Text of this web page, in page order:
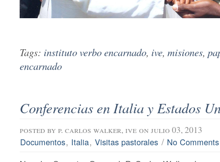
Tags: instituto verbo encarnado, ive, misiones,
encarnado
Conferencias en Italia y Estados
posted by p. carlos walker, ive on julio 03, 2013
Documentos, Italia, Visitas pastorales / No Comments